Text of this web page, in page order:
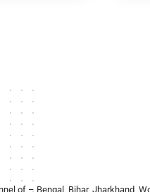
of – Bengal, Bihar, Jharkhand,